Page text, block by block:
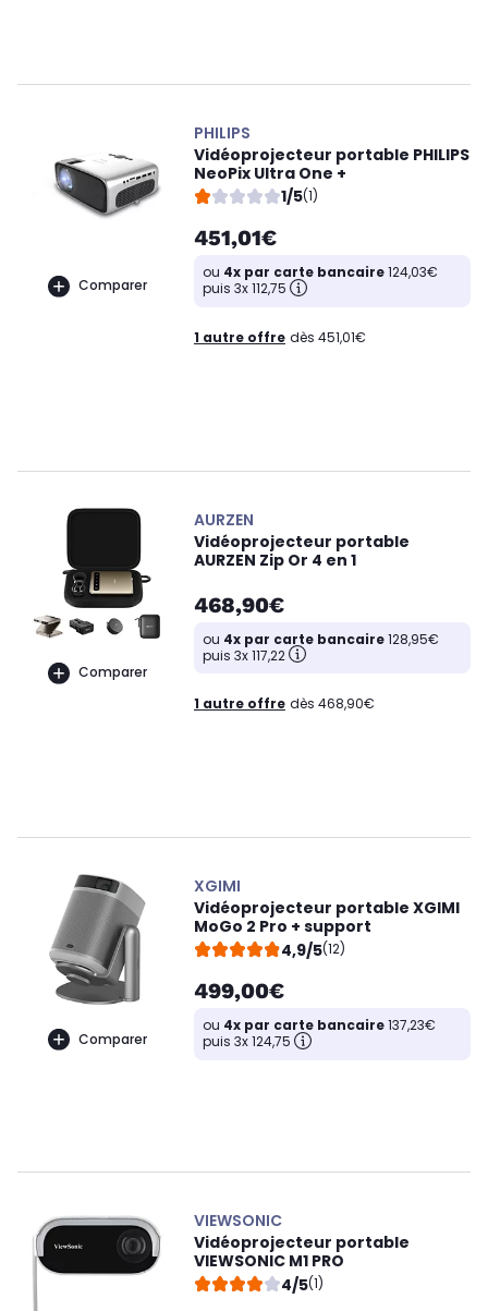
Comparer
PHILIPS
Vidéoprojecteur portable PHILIPS
NeoPix Ultra One +
1/5(1)
451,01€
ou 4x par carte bancaire124,03€
puis 3x 112,75
1 autre offre dès 451,01€
Comparer
AURZEN
Vidéoprojecteur portable
AURZEN Zip Or 4 en 1
468,90€
ou 4x par carte bancaire128,95€
puis 3x 117,22
1 autre offre dès 468,90€
Comparer
XGIMI
Vidéoprojecteur portable XGIMI
MoGo 2 Pro + support
4,9/5(12)
499,00€
ou 4x par carte bancaire137,23€
puis 3x 124,75
VIEWSONIC
Vidéoprojecteur portable
VIEWSONIC M1 PRO
4/5(1)